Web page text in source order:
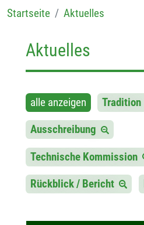
Startseite Aktuelles
Aktuelles
alle anzeigen
Ausschreibung
Technische Kommission
Rückblick / Bericht